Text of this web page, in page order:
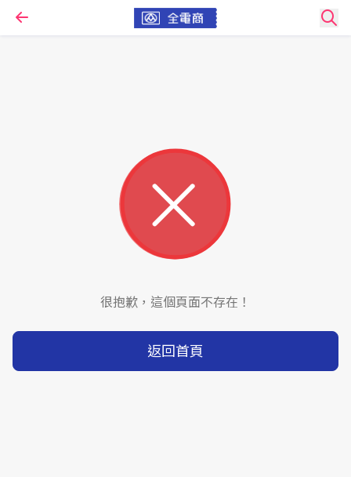
很抱歉，這個頁面不存在！
返回首頁